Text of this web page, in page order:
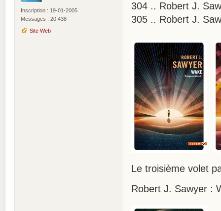
Inscription : 19-01-2005
Messages : 20 438
Site Web
304 .. Robert J.
305 .. Robert J.
Le troisième volet
Robert J. Sawyer :